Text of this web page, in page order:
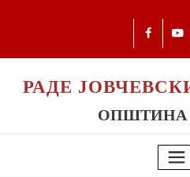
РАДЕ
ОПШТИНА